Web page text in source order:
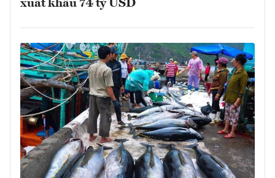
xuất khẩu 74 tỷ USD